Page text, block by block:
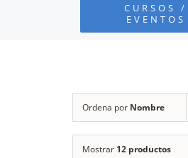
CURSOS /
EVENTOS
Ordena por Nombre
Mostrar 12 productos